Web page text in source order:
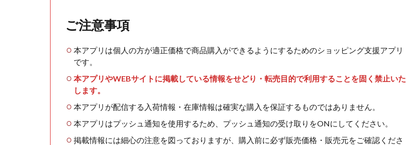
ご注意事項
本アプリは個人の方が適正価格で商品購入ができるようにするためのショッピング支援アプリ
です。
本アプリやWEBサイトに掲載している情報をせどり・転売目的で利用することを固く禁止いた
します。
本アプリが配信する入荷情報・在庫情報は確実な購入を保証するものではありません。
本アプリはプッシュ通知を使用するため、プッシュ通知の受け取りをONにしてください。
掲載情報には細心の注意を図っておりますが、購入前に必ず販売価格・販売元をご確認くださ